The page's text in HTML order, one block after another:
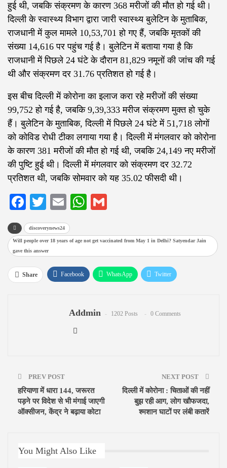
हुई थी, जबकि संक्रमण के कारण 368 मरीजों की मौत हो गई थी।
दिल्ली के स्वास्थ्य विभाग द्वारा जारी स्वास्थ्य बुलेटिन के मुताबिक,
राजधानी में कुल मामले 10,53,701 हो गए हैं, जबकि मृतकों की
संख्या 14,616 पर पहुंच गई है। बुलेटिन में बताया गया है कि
राजधानी में पिछले 24 घंटे के दौरान 81,829 नमूनों की जांच की गई
थी और संक्रमण दर 31.76 प्रतिशत हो गई है।
इस बीच दिल्ली में कोरोना का इलाज करा रहे मरीजों की संख्या
99,752 हो गई है, जबकि 9,39,333 मरीज संक्रमण मुक्त हो चुके
हैं। बुलेटिन के मुताबिक, दिल्ली में पिछले 24 घंटे में 51,718 लोगों
को कोविड रोधी टीका लगाया गया है। दिल्ली में मंगलवार को कोरोना
के कारण 381 मरीजों की मौत हो गई थी, जबकि 24,149 नए मरीजों
की पुष्टि हुई थी। दिल्ली में मंगलवार को संक्रमण दर 32.72
प्रतिशत थी, जबकि सोमवार को यह 35.02 फीसदी थी।
Facebook
TwitterEmailWhatsApp
discoverynews24
Will people over 18 years of age not get vaccinated from May 1 in Delhi? Satyendar Jain
gave this answer
Share Facebook WhatsApp Twitter
Addmin 1202 Posts 0 Comments
PREV POST
हरियाणा में धारा 144, जरूरत
पड़ने पर विदेश से भी मंगाई जाएगी
ऑक्सीजन, केंद्र ने बढ़ाया कोटा
NEXT POST
दिल्ली में कोरोना : चिताओं की नहीं
बुझ रही आग, लोग खौफजदा,
श्मशान घाटों पर लंबी कतारें
You Might Also Like